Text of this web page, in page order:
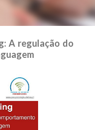
A regulação do